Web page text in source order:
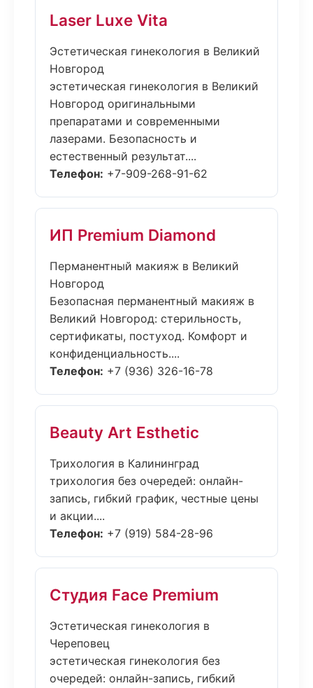
Laser Luxe Vita
Эстетическая гинекология в Великий
Новгород
эстетическая гинекология в Великий
Новгород оригинальными
препаратами и современными
лазерами. Безопасность и
естественный результат....
Телефон: +7-909-268-91-62
ИП Premium Diamond
Перманентный макияж в Великий
Новгород
Безопасная перманентный макияж в
Великий Новгород: стерильность,
сертификаты, постуход. Комфорт и
конфиденциальность....
Телефон: +7 (936) 326-16-78
Beauty Art Esthetic
Трихология в Калининград
трихология без очередей: онлайн-
запись, гибкий график, честные цены
и акции....
Телефон: +7 (919) 584-28-96
Студия Face Premium
Эстетическая гинекология в
Череповец
эстетическая гинекология без
очередей: онлайн-запись, гибкий